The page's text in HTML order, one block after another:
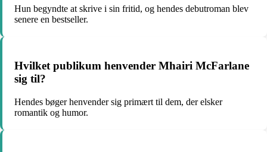
Hun begyndte at skrive i sin fritid, og hendes debutroman blev
senere en bestseller.
Hvilket publikum henvender Mhairi McFarlane
sig til?
Hendes bøger henvender sig primært til dem, der elsker
romantik og humor.